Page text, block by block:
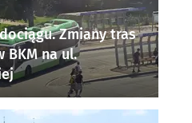
Zmiany tras
BKM na ul.